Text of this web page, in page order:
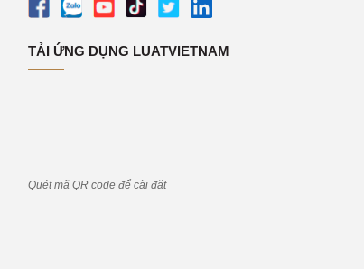
TẢI ỨNG DỤNG LUATVIETNAM
Quét mã QR code để cài đặt